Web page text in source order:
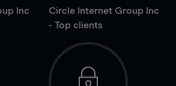
Inc
Circle Internet Group Inc
- Top clients